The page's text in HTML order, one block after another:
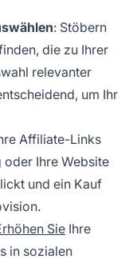
: Stöbern
die zu Ihrer
relevanter
um Ihr
Affiliate-Links
oder Ihre Website
und ein Kauf
Sie Ihre
in sozialen